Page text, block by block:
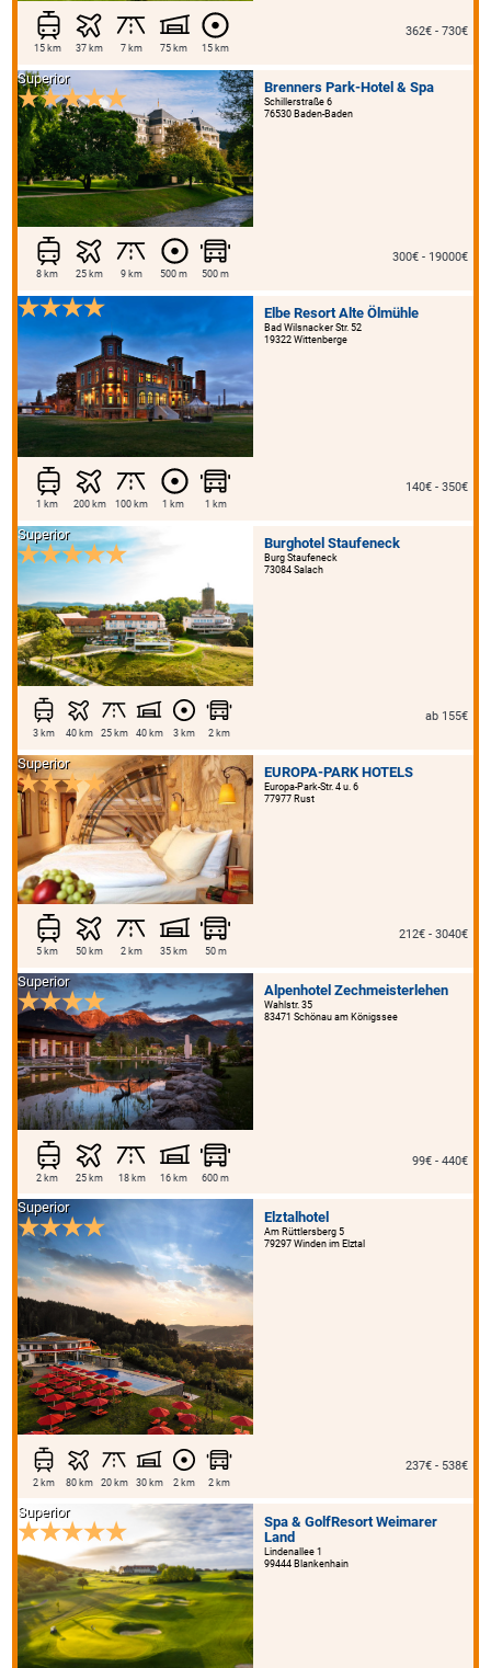
15 km 37 km 7 km 75 km 15 km
362€ - 730€
Brenners Park-Hotel & Spa
Schillerstraße 6
76530 Baden-Baden
Superior
8 km 25 km 9 km 500 m 500 m
300€ - 19000€
Elbe Resort Alte Ölmühle
Bad Wilsnacker Str. 52
19322 Wittenberge
1 km 200 km 100 km 1 km 1 km
140€ - 350€
Burghotel Staufeneck
Burg Staufeneck
73084 Salach
Superior
3 km 40 km 25 km 40 km 3 km 2 km
ab 155€
EUROPA-PARK HOTELS
Europa-Park-Str. 4 u. 6
77977 Rust
Superior
5 km 50 km 2 km 35 km 50 m
212€ - 3040€
Alpenhotel Zechmeisterlehen
Wahlstr. 35
83471 Schönau am Königssee
Superior
2 km 25 km 18 km 16 km 600 m
99€ - 440€
Elztalhotel
Am Rüttlersberg 5
79297 Winden im Elztal
Superior
2 km 80 km 20 km 30 km 2 km 2 km
237€ - 538€
Spa & GolfResort Weimarer
Land
Lindenallee 1
99444 Blankenhain
Superior